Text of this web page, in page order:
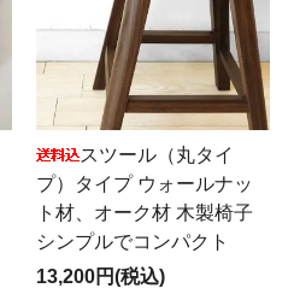
スツール（丸タイ
プ）タイプ ウォールナッ
ト材、オーク材 木製椅子
シンプルでコンパクト
13,200円(税込)